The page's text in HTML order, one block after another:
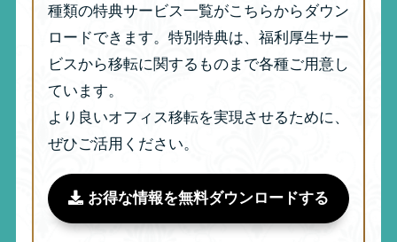
種類の特典サービス一覧がこちらからダウン
ロードできます。特別特典は、福利厚生サー
ビスから移転に関するものまで各種ご用意し
ています。
より良いオフィス移転を実現させるために、
ぜひご活用ください。
お得な情報を無料ダウンロードする